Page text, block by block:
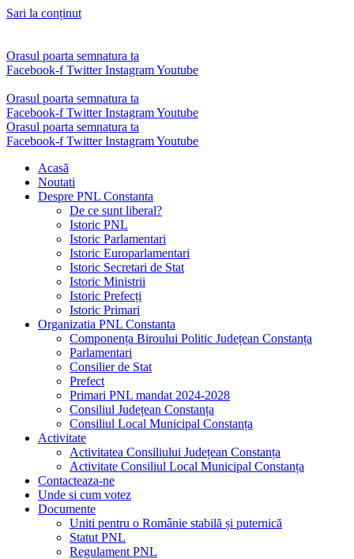
Sari la conținut
Orasul poarta semnatura ta
Facebook-f Twitter InstagramYoutube
Orasul poarta semnatura ta
Facebook-f Twitter InstagramYoutube
Orasul poarta semnatura ta
Facebook-f Twitter InstagramYoutube
Acasă
Noutati
Despre PNL Constanta
De ce sunt liberal?
Istoric PNL
Istoric Parlamentari
Istoric Europarlamentari
Istoric Secretari de Stat
Istoric Ministrii
Istoric Prefecți
Istoric Primari
Organizatia PNL Constanta
Componența Biroului Politic Județean Constanța
Parlamentari
Consilier de Stat
Prefect
Primari PNL mandat 2024-2028
Consiliul Județean Constanța
Consiliul Local Municipal Constanța
Activitate
Activitatea Consiliului Județean Constanța
Activitate Consiliul Local Municipal Constanța
Contacteaza-ne
Unde si cum votez
Documente
Uniti pentru o Românie stabilă și puternică
Statut PNL
Regulament PNL